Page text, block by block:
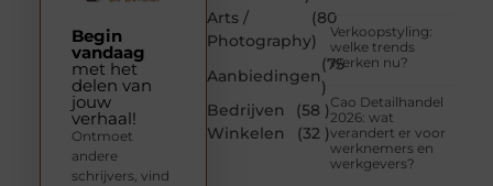
Arts /
Photography
(80
)
Aanbiedingen
(75
)
Bedrijven
(58 )
Winkelen
(32 )
Verkoopstyling:
welke trends
werken nu?
Cao Detailhandel
2026: wat
verandert er voor
werknemers en
werkgevers?
Begin
vandaag
met het
delen van
jouw
verhaal!
Ontmoet
andere
schrijvers, vind